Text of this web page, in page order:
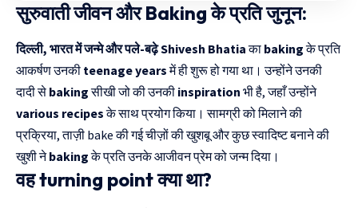
सुरुवाती जीवन और Baking के प्रति जुनून:
दिल्ली, भारत में जन्मे और पले-बढ़ेShivesh Bhatiaका bakingके प्रति
आकर्षण उनकी teenage yearsमें ही शुरू हो गया था। उन्होंने उनकी
दादी से bakingसीखी जो की उनकी inspiration भी है, जहाँ उन्होंने
various recipesके साथ प्रयोग किया। सामग्री को मिलाने की
प्रक्रिया, ताज़ी bake की गई चीज़ों की खुशबू और कुछ स्वादिष्ट बनाने की
खुशी नेbakingके प्रति उनके आजीवन प्रेम को जन्म दिया।
वह turning point क्या था?